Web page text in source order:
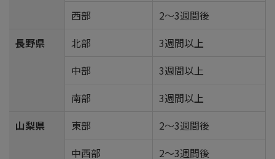
西部
2～3週間後
長野県
北部
3週間以上
中部
3週間以上
南部
3週間以上
山梨県
東部
2～3週間後
中西部
2～3週間後